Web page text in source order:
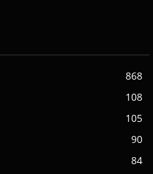
868
108
105
90
84